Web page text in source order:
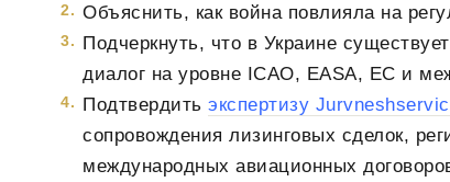
Объяснить, как война повлияла на
Подчеркнуть, что в Украине
диалог на уровне ICAO, EASA, ЕС и
Подтвердить экспертизу
сопровождения лизинговых сделок,
международных авиационных